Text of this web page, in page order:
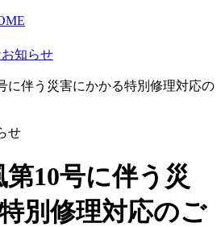
知らせ
に伴う災害にかかる特別修理対応の
せ
10号に伴う災
別修理対応のご